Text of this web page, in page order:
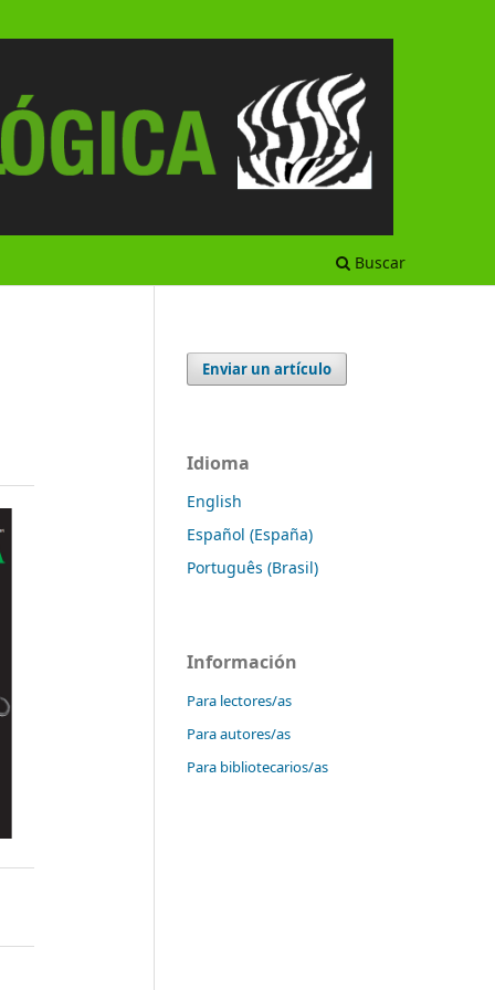
Buscar
Enviar un artículo
Idioma
English
Español (España)
Português (Brasil)
Información
Para lectores/as
Para autores/as
Para bibliotecarios/as